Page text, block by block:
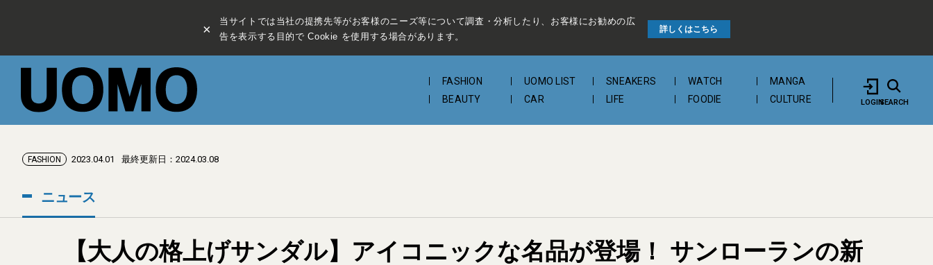
×
当サイトでは当社の提携先等がお客様のニーズ等について調査・分析したり、お客様にお勧めの広
告を表示する目的で Cookie を使用する場合があります。
詳しくはこちら
FASHION UOMO LIST SNEAKERS WATCH
MANGA
BEAUTY
CAR LIFE FOODIE CULTURE LOGINSEARCH
FASHION 2023.04.01 最終更新日：2024.03.08
ニュース
【大人の格上げサンダル】アイコニックな名品が登場！ サンローランの新